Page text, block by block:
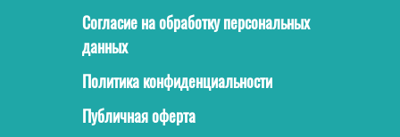
Согласие на обработку персональных
данных
Политика конфиденциальности
Публичная оферта